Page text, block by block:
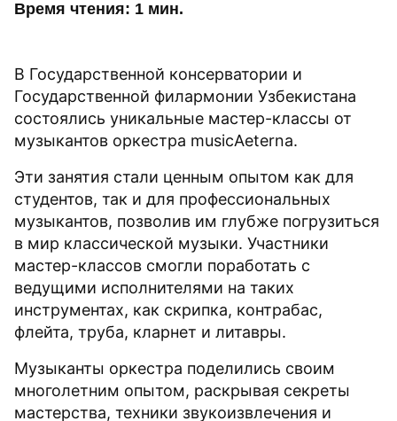
Время чтения: 1 мин.
В Государственной консерватории и
Государственной филармонии Узбекистана
состоялись уникальные мастер-классы от
музыкантов оркестра musicAeterna.
Эти занятия стали ценным опытом как для
студентов, так и для профессиональных
музыкантов, позволив им глубже погрузиться
в мир классической музыки. Участники
мастер-классов смогли поработать с
ведущими исполнителями на таких
инструментах, как скрипка, контрабас,
флейта, труба, кларнет и литавры.
Музыканты оркестра поделились своим
многолетним опытом, раскрывая секреты
мастерства, техники звукоизвлечения и